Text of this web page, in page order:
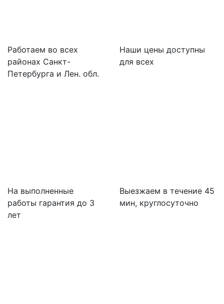
Работаем во всех
районах Санкт-
Петербурга и Лен. обл.
Наши цены доступны
для всех
На выполненные
работы гарантия до 3
лет
Выезжаем в течение 45
мин, круглосуточно